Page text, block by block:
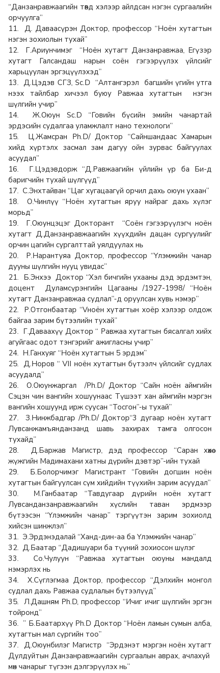
“Данзанравжаагийн төвд хэлээр айлдсан нэгэн сургаалийн
орчуулга”
11. Д. Даваасүрэн Доктор, профессор “Ноён хутагтын
нэгэн зохиолын тухай”
12. Г.Ариунчимэг “Ноён хутагт Данзанравжаа, Егүзэр
хутагт Галсандаш нарын соён гэгээрүүлэх үйлсийг
харьцуулан эргэцүүлэхэд”
13. Д.Цэдэв СГЗ, Sc.D “Алтангэрэл багшийн үгийн утга
нээх тайлбар хичээл буюу Равжаа хутагтын нэгэн
шүлгийн учир”
14. Ж.Оюун Sc.D “Говийн бүсийн эмийн чанартай
эрдэсийн судалгаа уламжлалт нано технологи”
15. Ц.Жамсран Ph.D/ Доктор “Сайншандаас Хамарын
хийд хүртэлх засмал зам дагуу ойн зурвас байгуулах
асуудал”
16. Г.Цэдэвдорж “Д.Равжаагийн үйлийн үр ба Би-д
баригчийн тухай шүлгүүд”
17. С.Энхтайван “Цаг хугацаагүй орчил дахь оюун ухаан”
18. О.Чинлүү “Ноён хутагтын яруу найраг дахь хүлэг
морьд”
19. Г.Оюунцэцэг Докторант “Соён гэгээрүүлэгч ноён
хутагт Д.Данзанравжаагийн хүүхдийн дацан сургуулийг
орчин цагийн сургалттай уялдуулах нь
20. Р.Нарантуяа Доктор, профессор “Үлэмжийн чанар
дууны шүлгийн нууц увидас”
21. Б.Энхээ Доктор “Хэл бичгийн ухааны дэд эрдэмтэн,
доцент Дуламсүрэнгийн Цагааны /1927-1998/ “Ноён
хутагт Данзанравжаа судлал”-д оруулсан хувь нэмэр”
22. Р.Отгонбаатар “Vноён хутагтын хоёр хэлээр олдож
байгаа зарим бүтээлийн тухай”
23. Г.Даваахүү Доктор “ Равжаа хутагтын бясалгал хийх
агуйгаас одот тэнгэрийг ажигласны учир”
24. Н.Ганхуяг “Ноён хутагтын 5 эрдэм”
25. Д.Норов “ VII ноён хутагтын бүтээлч үйлсийг судлах
асуудалд”
26. О.Оюунжаргал /Ph.D/ Доктор “Сайн ноён аймгийн
Сэцэн чин вангийн хошуунаас Түшээт хан аймгийн мэргэн
вангийн хошуунд ирж суусан “Тосгон”-ы тухай”
27. З.Нинжбадгар /Ph.D/ Доктор“3 дугаар ноён хутагт
Лувсанжамъянданзанд шавь захирах тамга олгосон
тухайд”
28. Д.Баржав Магистр, дэд профессор “Саран хөхөө
жүжгийн Мадимахани хатны дүрийн дэвтэр”-ийн тухай
29. Б.Болорчимэг Магистрант “Говийн догшин ноён
хутагтын байгуулсан сүм хийдийн түүхийн зарим асуудал”
30. М.Ганбаатар “Тавдугаар дүрийн ноён хутагт
Лувсанданзанравжаагийн хүслийн таван эрдмээр
бүтээсэн “Үлэмжийн чанар” тэргүүтэн зарим зохиолд
хийсэн шинжлэл”
31. Э.Эрдэнэдалай “Ханд-дин-аа ба Үлэмжийн чанар”
32. Д.Баатар “Дадишуари ба түүний зохиосон шүлэг
33. Со.Чулуун “Равжаа хутагтын оюуны мандалд
нэмэрлэх нь
34. Х.Сүглэгмаа Доктор, профессор “Дэлхийн монгол
судлал дахь Равжаа судлалын бүтээлүүд”
35. Л.Дашням Ph.D, профессор “Ичиг ичиг шүлгийн эргэн
тойронд”
36. ” Б.Баатархүү Ph.D Доктор “Ноён ламын сумын алба,
хутагтын мал сүргийн тоо”
37. Д.Оюунбилэг Магистр “Эрдэнэт мэргэн ноён хутагт
Дулдуйтын Данзанравжаагийн сургаалын аврах, ачлахуй
мөн чанарыг түгээн дэлгэрүүлэх нь”